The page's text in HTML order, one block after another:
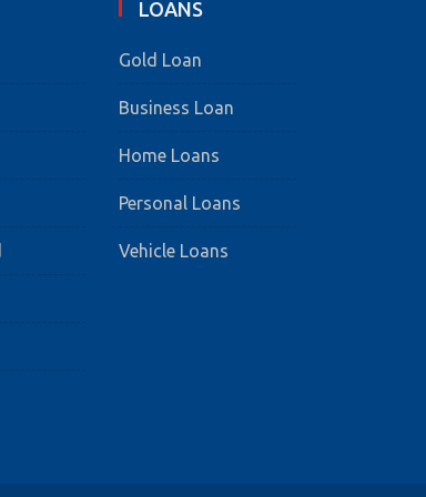
LOANS
Gold Loan
Business Loan
Home Loans
Personal Loans
Vehicle Loans